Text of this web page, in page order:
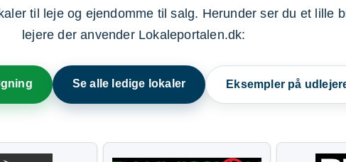
til leje og ejendomme til salg. Herunder ser du et lille
lejere der anvender Lokaleportalen.dk:
Se alle ledige lokaler Eksempler på